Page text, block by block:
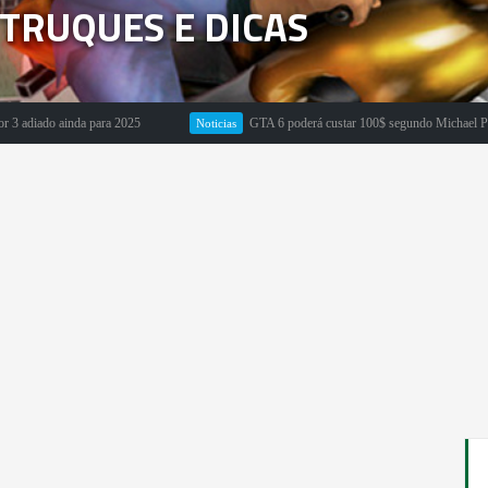
E DICAS
para 2025 Noticias GTA 6 poderá custar 100$ segundo Michael Pachter